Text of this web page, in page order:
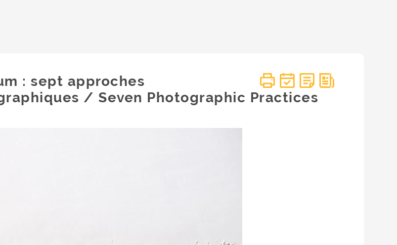
: sept approches
/ Seven Photographic Practices